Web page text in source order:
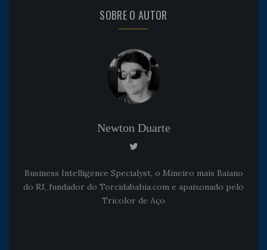
SOBRE O AUTOR
Newton Duarte
Business Intelligence Specialyst, o Mineiro mais Baiano
do RJ, fundador do Torcidabahia.com e apaixonado pelo
Tricolor de Aço